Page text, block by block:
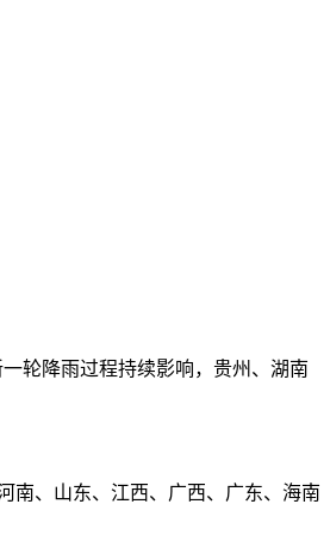
轮降雨过程持续影响，贵州、湖南
、山东、江西、广西、广东、海南